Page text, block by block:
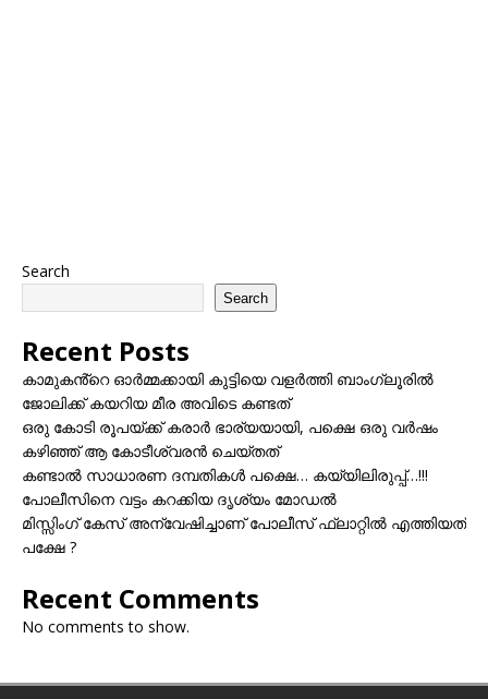
Search
Search
Recent Posts
കാമുകൻ്റെ ഓർമ്മക്കായി കുട്ടിയെ വളർത്തി ബാംഗ്ലൂരിൽ
ജോലിക്ക് കയറിയ മീര അവിടെ കണ്ടത്
ഒരു കോടി രൂപയ്ക്ക് കരാർ ഭാര്യയായി, പക്ഷെ ഒരു വർഷം
കഴിഞ്ഞ് ആ കോടീശ്വരൻ ചെയ്തത്
കണ്ടാൽ സാധാരണ ദമ്പതികൾ പക്ഷെ… കയ്യിലിരുപ്പ്…!!!
പോലീസിനെ വട്ടം കറക്കിയ ദൃശ്യം മോഡല്‍
മിസ്സിംഗ് കേസ് അന്വേഷിച്ചാണ് പോലീസ് ഫ്ലാറ്റിൽ എത്തിയത്
പക്ഷേ ?
Recent Comments
No comments to show.